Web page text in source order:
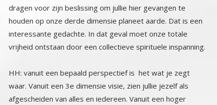
vrijheid ontstaan door een collectieve spirituele inspanning.
HH: vanuit een bepaald perspectief is het wat je zegt
waar. Vanuit een 3e dimensie visie, zien jullie jezelf als
afgescheiden van alles en iedereen. Vanuit een hoger
perspectief, zie je dat dat helemaal niet het geval is. Jullie
en jullie Creator zijn Een. En wat betreft je statement over
totale vrijheid, je bent niet verantwoordelijk voor degenen
om je heen. Jij en zij zijn ook Een, gezien vanuit een hogere
dimensie, maar in deze dimensie ben je hier om aan je zelf
te werken. Je bent hier om je te herinneren wie je werkelijk
bent en waarom je hier bent. Je bent hier om je de
Oneindige Creator te herinneren. Om de Creator in jezelf
te leren kennen, en om te leren om hem te dienen. En om
vanuit je eigen vrije wil te kiezen om anderen te helpen en
te dienen. Maar je moet eerst het ene doen en dan pas